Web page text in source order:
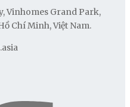
Vinhomes Grand Park,
Chí Minh, Việt Nam.